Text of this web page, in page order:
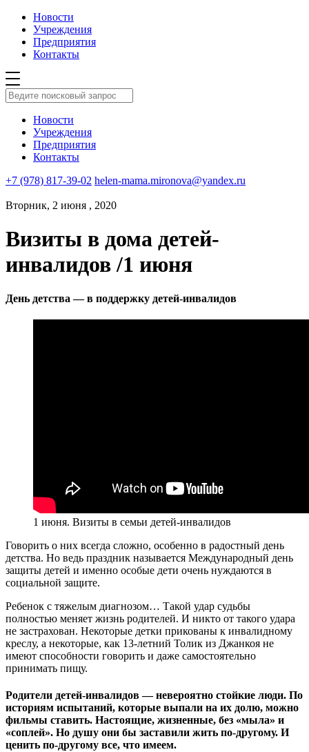
Новости
Учреждения
Предприятия
Контакты
Новости
Учреждения
Предприятия
Контакты
+7 (978) 817-39-02 helen-mama.mironova@yandex.ru
Вторник, 2 июня , 2020
Визиты в дома детей-
инвалидов /1 июня
День детства — в поддержку детей-инвалидов
1 июня. Визиты в семьи детей-инвалидов
Говорить о них всегда сложно, особенно в радостный день
детства. Но ведь праздник называется Международный день
защиты детей и именно особые дети очень нуждаются в
социальной защите.
Ребенок с тяжелым диагнозом… Такой удар судьбы
полностью меняет жизнь родителей. И никто от такого удара
не застрахован. Некоторые детки прикованы к инвалидному
креслу, а некоторые, как 13-летний Толик из Джанкоя не
имеют способности говорить и даже самостоятельно
принимать пищу.
Родители детей-инвалидов — невероятно стойкие люди. По
историям испытаний, которые выпали на их долю, можно
фильмы ставить. Настоящие, жизненные, без «мыла» и
«соплей». Но душу они бы заставили жить по-другому. И
ценить по-другому все, что имеем.